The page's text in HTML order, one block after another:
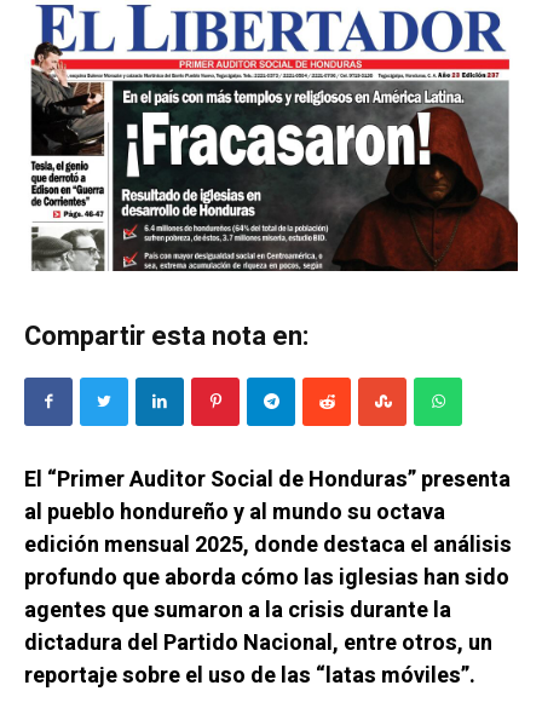
Compartir esta nota en:
El “Primer Auditor Social de Honduras” presenta
al pueblo hondureño y al mundo su octava
edición mensual 2025, donde destaca el análisis
profundo que aborda cómo las iglesias han sido
agentes que sumaron a la crisis durante la
dictadura del Partido Nacional, entre otros, un
reportaje sobre el uso de las “latas móviles”.